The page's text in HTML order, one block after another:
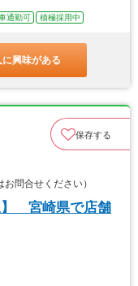
通勤可 積極採用中
に興味がある
保存する
問合せください）
】 宮崎県で店舗